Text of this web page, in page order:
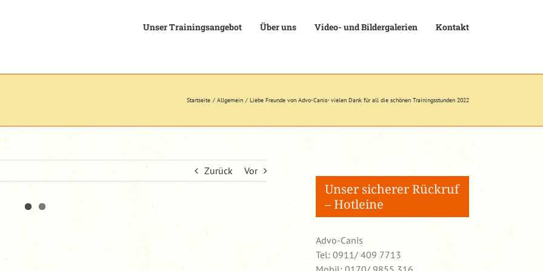
Unser Trainingsangebot Über uns Video- und Bildergalerien Kontakt
Startseite Allgemein Liebe Freunde von Advo-Canis- vielen Dank für all die schönen Trainingsstunden 2022
Zurück Vor
Unser sicherer Rückruf
– Hotleine
Advo-Canis
Tel: 0911/ 409 7713